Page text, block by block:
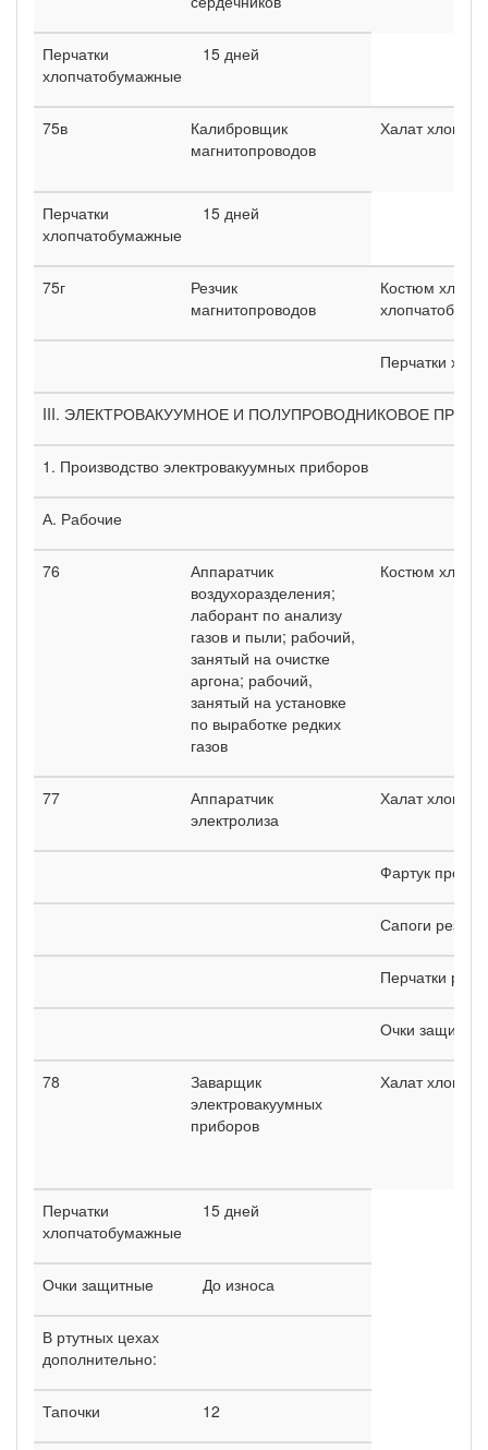
Перчатки
хлопчатобумажные
15 дней
75в
Калибровщик
магнитопроводов
Халат
Перчатки
хлопчатобумажные
15 дней
75г
Резчик
магнитопроводов
Костюм
Перчатки
III. ЭЛЕКТРОВАКУУМНОЕ И ПОЛУПРОВОДНИКОВОЕ
1. Производство электровакуумных приборов
А. Рабочие
76
Аппаратчик
воздухоразделения;
лаборант по анализу
газов и пыли; рабочий,
занятый на очистке
аргона; рабочий,
занятый на установке
по выработке редких
газов
Костюм
77
Аппаратчик
электролиза
Халат
Фартук
Сапоги
Перчатки
Очки
78
Заварщик
электровакуумных
приборов
Халат
Перчатки
хлопчатобумажные
15 дней
Очки защитные До износа
В ртутных цехах
дополнительно:
Тапочки 12